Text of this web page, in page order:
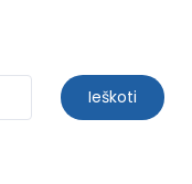
Ieškoti